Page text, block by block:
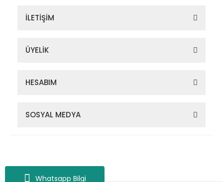
Whatsapp Bilgi
İLETİŞİM
ÜYELİK
HESABIM
SOSYAL MEDYA